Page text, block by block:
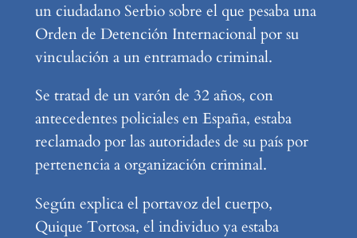
un ciudadano Serbio sobre el que pesaba una
Orden de Detención Internacional por su
vinculación a un entramado criminal.
Se tratad de un varón de 32 años, con
antecedentes policiales en España, estaba
reclamado por las autoridades de su país por
pertenencia a organización criminal.
Según explica el portavoz del cuerpo,
Quique Tortosa, el individuo ya estaba